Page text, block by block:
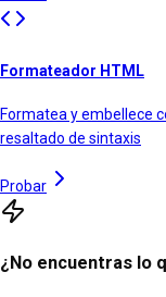
Formateador HTML
Formatea y embellece
resaltado de sintaxis
Probar
¿No encuentras lo